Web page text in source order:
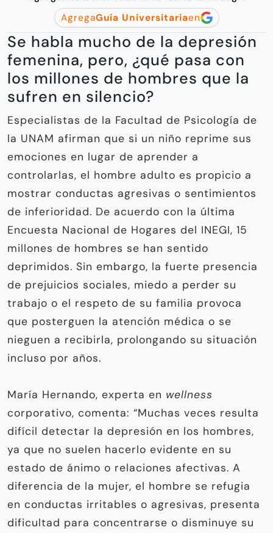
AgregaGuía Universitariaen
Se habla mucho de la depresión
femenina, pero, ¿qué pasa con
los millones de hombres que la
sufren en silencio?
Especialistas de la Facultad de Psicología de
la UNAM afirman que si un niño reprime sus
emociones en lugar de aprender a
controlarlas, el hombre adulto es propicio a
mostrar conductas agresivas o sentimientos
de inferioridad. De acuerdo con la última
Encuesta Nacional de Hogares del INEGI, 15
millones de hombres se han sentido
deprimidos. Sin embargo, la fuerte presencia
de prejuicios sociales, miedo a perder su
trabajo o el respeto de su familia provoca
que posterguen la atención médica o se
nieguen a recibirla, prolongando su situación
incluso por años.
María Hernando, experta en wellness
corporativo, comenta: “Muchas veces resulta
difícil detectar la depresión en los hombres,
ya que no suelen hacerlo evidente en su
estado de ánimo o relaciones afectivas. A
diferencia de la mujer, el hombre se refugia
en conductas irritables o agresivas, presenta
dificultad para concentrarse o disminuye su